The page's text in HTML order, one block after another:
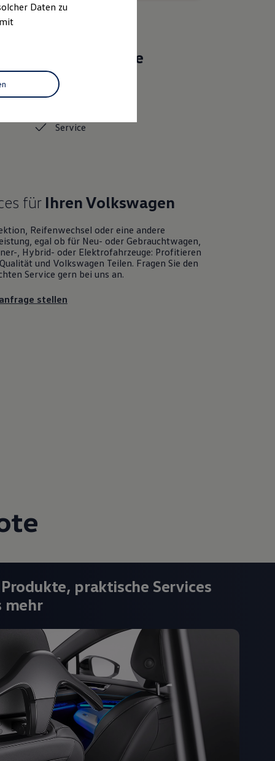
Das sind unsere
Leistungen
Service
für IhrenVolkswagen
Reifenwechsel oder eine andere
egal ob für Neu- oder Gebrauchtwagen
, Hybrid- oder Elektrofahrzeuge: Profitieren
und Volkswagen Teilen. Fragen Sie den
Service gern bei uns an.
stellen
praktische Services
mehr
Daten zu